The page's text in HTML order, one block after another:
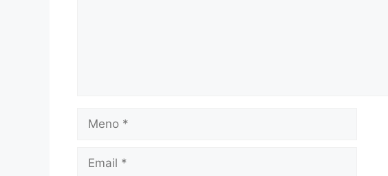
Meno
Email